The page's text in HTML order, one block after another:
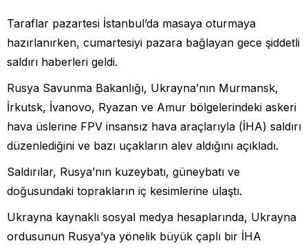
Taraflar pazartesi İstanbul’da masaya oturmaya
hazırlanırken, cumartesiyi pazara bağlayan gece şiddetli
saldırı haberleri geldi.
Rusya Savunma Bakanlığı, Ukrayna’nın Murmansk,
İrkutsk, İvanovo, Ryazan ve Amur bölgelerindeki askeri
hava üslerine FPV insansız hava araçlarıyla (İHA) saldırı
düzenlediğini ve bazı uçakların alev aldığını açıkladı.
Saldırılar, Rusya’nın kuzeybatı, güneybatı ve
doğusundaki toprakların iç kesimlerine ulaştı.
Ukrayna kaynaklı sosyal medya hesaplarında, Ukrayna
ordusunun Rusya’ya yönelik büyük çaplı bir İHA